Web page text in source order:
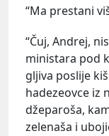
“Ma prestani
“Čuj, Andrej,
ministara pod
gljiva poslije
hadezeovce iz
džeparoša,
zelenaša i